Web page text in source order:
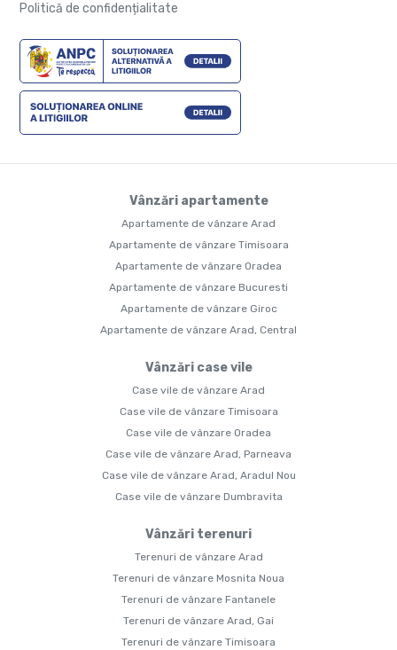
Politică de confidențialitate
Vânzări apartamente
Apartamente de vânzare Arad
Apartamente de vânzare Timisoara
Apartamente de vânzare Oradea
Apartamente de vânzare Bucuresti
Apartamente de vânzare Giroc
Apartamente de vânzare Arad, Central
Vânzări case vile
Case vile de vânzare Arad
Case vile de vânzare Timisoara
Case vile de vânzare Oradea
Case vile de vânzare Arad, Parneava
Case vile de vânzare Arad, Aradul Nou
Case vile de vânzare Dumbravita
Vânzări terenuri
Terenuri de vânzare Arad
Terenuri de vânzare Mosnita Noua
Terenuri de vânzare Fantanele
Terenuri de vânzare Arad, Gai
Terenuri de vânzare Timisoara